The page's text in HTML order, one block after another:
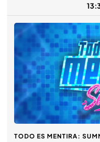
TODO ES MENTIRA: